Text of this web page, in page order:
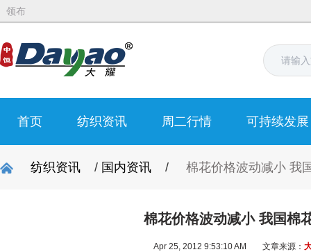
领布
首页 纺织资讯 周二行情 可持续发展
纺织资讯 / 国内资讯 / 棉花价格波动减小 我
棉花价格波动减小 我国棉
Apr 25, 2012 9:53:10 AM 文章来源：